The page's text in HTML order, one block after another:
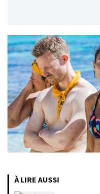
À LIRE AUSSI